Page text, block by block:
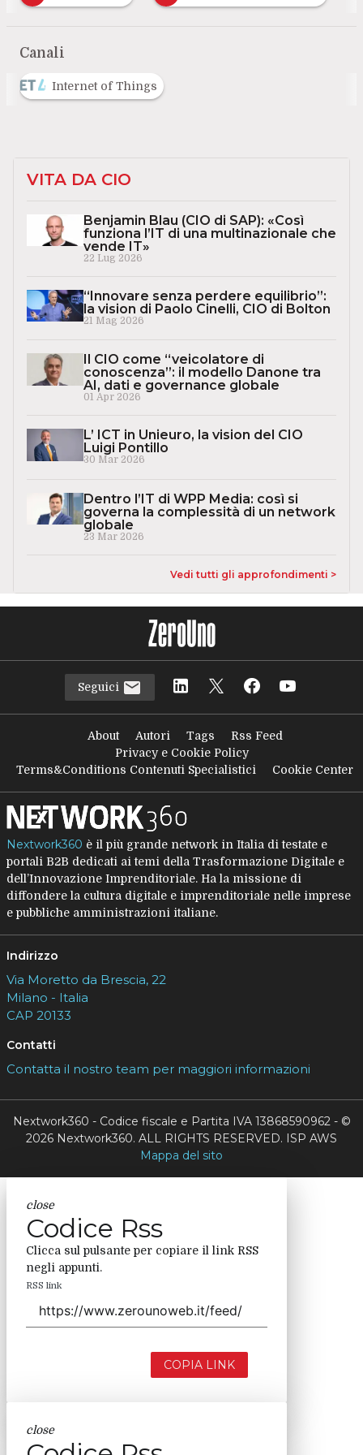
Canali
Internet of Things
VITA DA CIO
Benjamin Blau (CIO di SAP): «Così
funziona l’IT di una multinazionale che
vende IT»
22 Lug 2026
“Innovare senza perdere equilibrio”:
la vision di Paolo Cinelli, CIO di Bolton
21 Mag 2026
Il CIO come “veicolatore di
conoscenza”: il modello Danone tra
AI, dati e governance globale
01 Apr 2026
L’ ICT in Unieuro, la vision del CIO
Luigi Pontillo
30 Mar 2026
Dentro l’IT di WPP Media: così si
governa la complessità di un network
globale
23 Mar 2026
Vedi tutti gli approfondimenti >
Seguici
About Autori Tags
Rss Feed
Privacy e Cookie Policy
Terms&Conditions Contenuti Specialistici
Cookie Center
Nextwork360 è il più grande network in Italia di testate e
portali B2B dedicati ai temi della Trasformazione Digitale e
dell’Innovazione Imprenditoriale. Ha la missione di
diffondere la cultura digitale e imprenditoriale nelle imprese
e pubbliche amministrazioni italiane.
Indirizzo
Via Moretto da Brescia, 22
Milano - Italia
CAP 20133
Contatti
Contatta il nostro team per maggiori informazioni
Nextwork360 - Codice fiscale e Partita IVA 13868590962 - ©
2026 Nextwork360. ALL RIGHTS RESERVED. ISP AWS
Mappa del sito
close
Codice Rss
Clicca sul pulsante per copiare il link RSS
negli appunti.
RSS link
COPIA LINK
close